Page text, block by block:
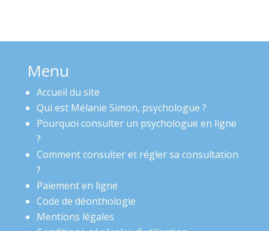
Menu
Accueil du site
Qui est Mélanie Simon, psychologue ?
Pourquoi consulter un psychologue en ligne
?
Comment consulter et régler sa consultation
?
Paiement en ligne
Code de déonthologie
Mentions légales